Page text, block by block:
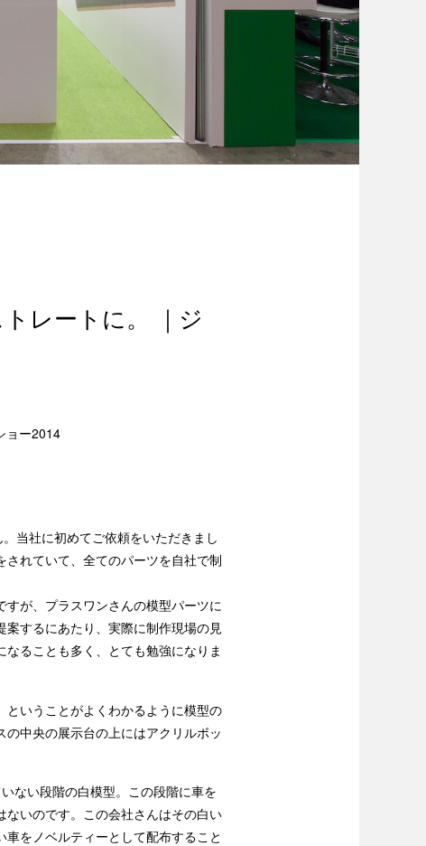
レートに。 ｜ジ
ョー2014
当社に初めてご依頼をいただきまし
れていて、全てのパーツを自社で制
が、プラスワンさんの模型パーツに
するにあたり、実際に制作現場の見
ることも多く、とても勉強になりま
いうことがよくわかるように模型の
中央の展示台の上にはアクリルボッ
ない段階の白模型。この段階に車を
いのです。この会社さんはその白い
をノベルティーとして配布すること